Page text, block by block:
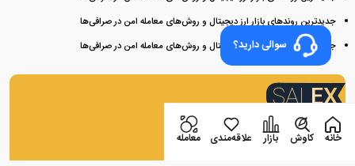
جدیدترین روندهای بازار ارز دیجیتال و روش‌های معامله امن در صرافی‌ها
جدیدترین روندهای بازار ارز دیجیتال و روش‌های معامله امن در صرافی‌ها
اپلیکیشن صرافی سالاریکس
سوالی دارید؟
خانه کاوش بازار علاقه‌مندی معامله